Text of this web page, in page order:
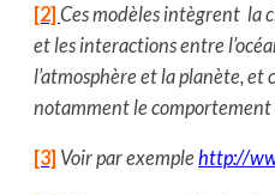
[2] Ces modèles intègrent la
et les interactions entre
l’atmosphère et la planète,
notamment le comportement
[3] Voir par exemple http://